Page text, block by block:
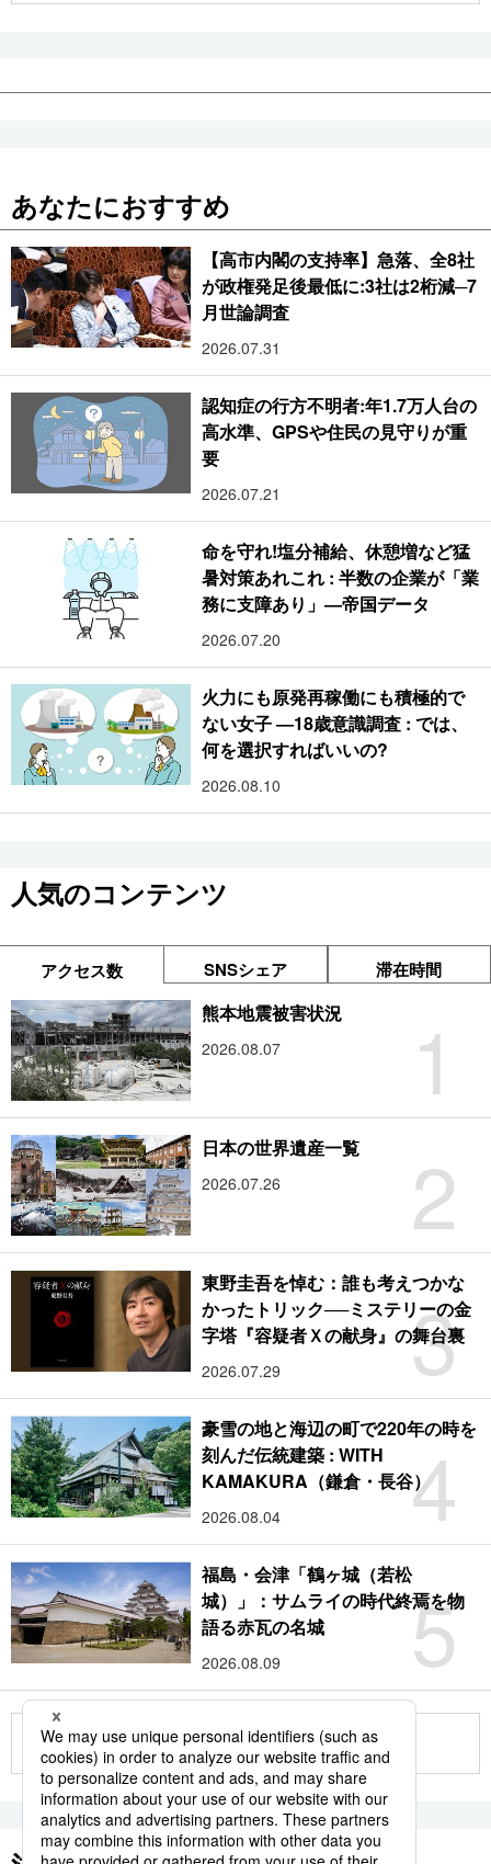
あなたにおすすめ
【高市内閣の支持率】急落、全8社
が政権発足後最低に:3社は2桁減─7
月世論調査
2026.07.31
認知症の行方不明者:年1.7万人台の
高水準、GPSや住民の見守りが重
要
2026.07.21
命を守れ!塩分補給、休憩増など猛
暑対策あれこれ : 半数の企業が「業
務に支障あり」―帝国データ
2026.07.20
火力にも原発再稼働にも積極的で
ない女子 ―18歳意識調査 : では、
何を選択すればいいの?
2026.08.10
人気のコンテンツ
アクセス数 SNSシェア 滞在時間
1
熊本地震被害状況
2026.08.07
2
日本の世界遺産一覧
2026.07.26
3
東野圭吾を悼む：誰も考えつかな
かったトリック──ミステリーの金
字塔『容疑者Ｘの献身』の舞台裏
2026.07.29
4
豪雪の地と海辺の町で220年の時を
刻んだ伝統建築 : WITH
KAMAKURA（鎌倉・長谷）
2026.08.04
5
福島・会津「鶴ヶ城（若松
城）」：サムライの時代終焉を物
語る赤瓦の名城
2026.08.09
もっと見る